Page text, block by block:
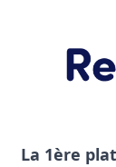
La 1ère